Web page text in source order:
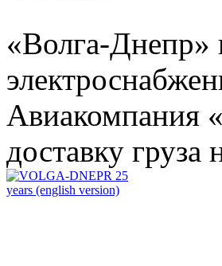
«Волга-Днепр»
Авиакомпания
доставку груза